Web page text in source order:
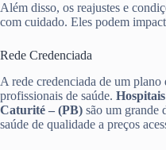
Além disso, os reajustes e
com cuidado. Eles podem
Rede Credenciada
A rede credenciada de um
profissionais de saúde.
Caturité – (PB) são um grande
saúde de qualidade a preços